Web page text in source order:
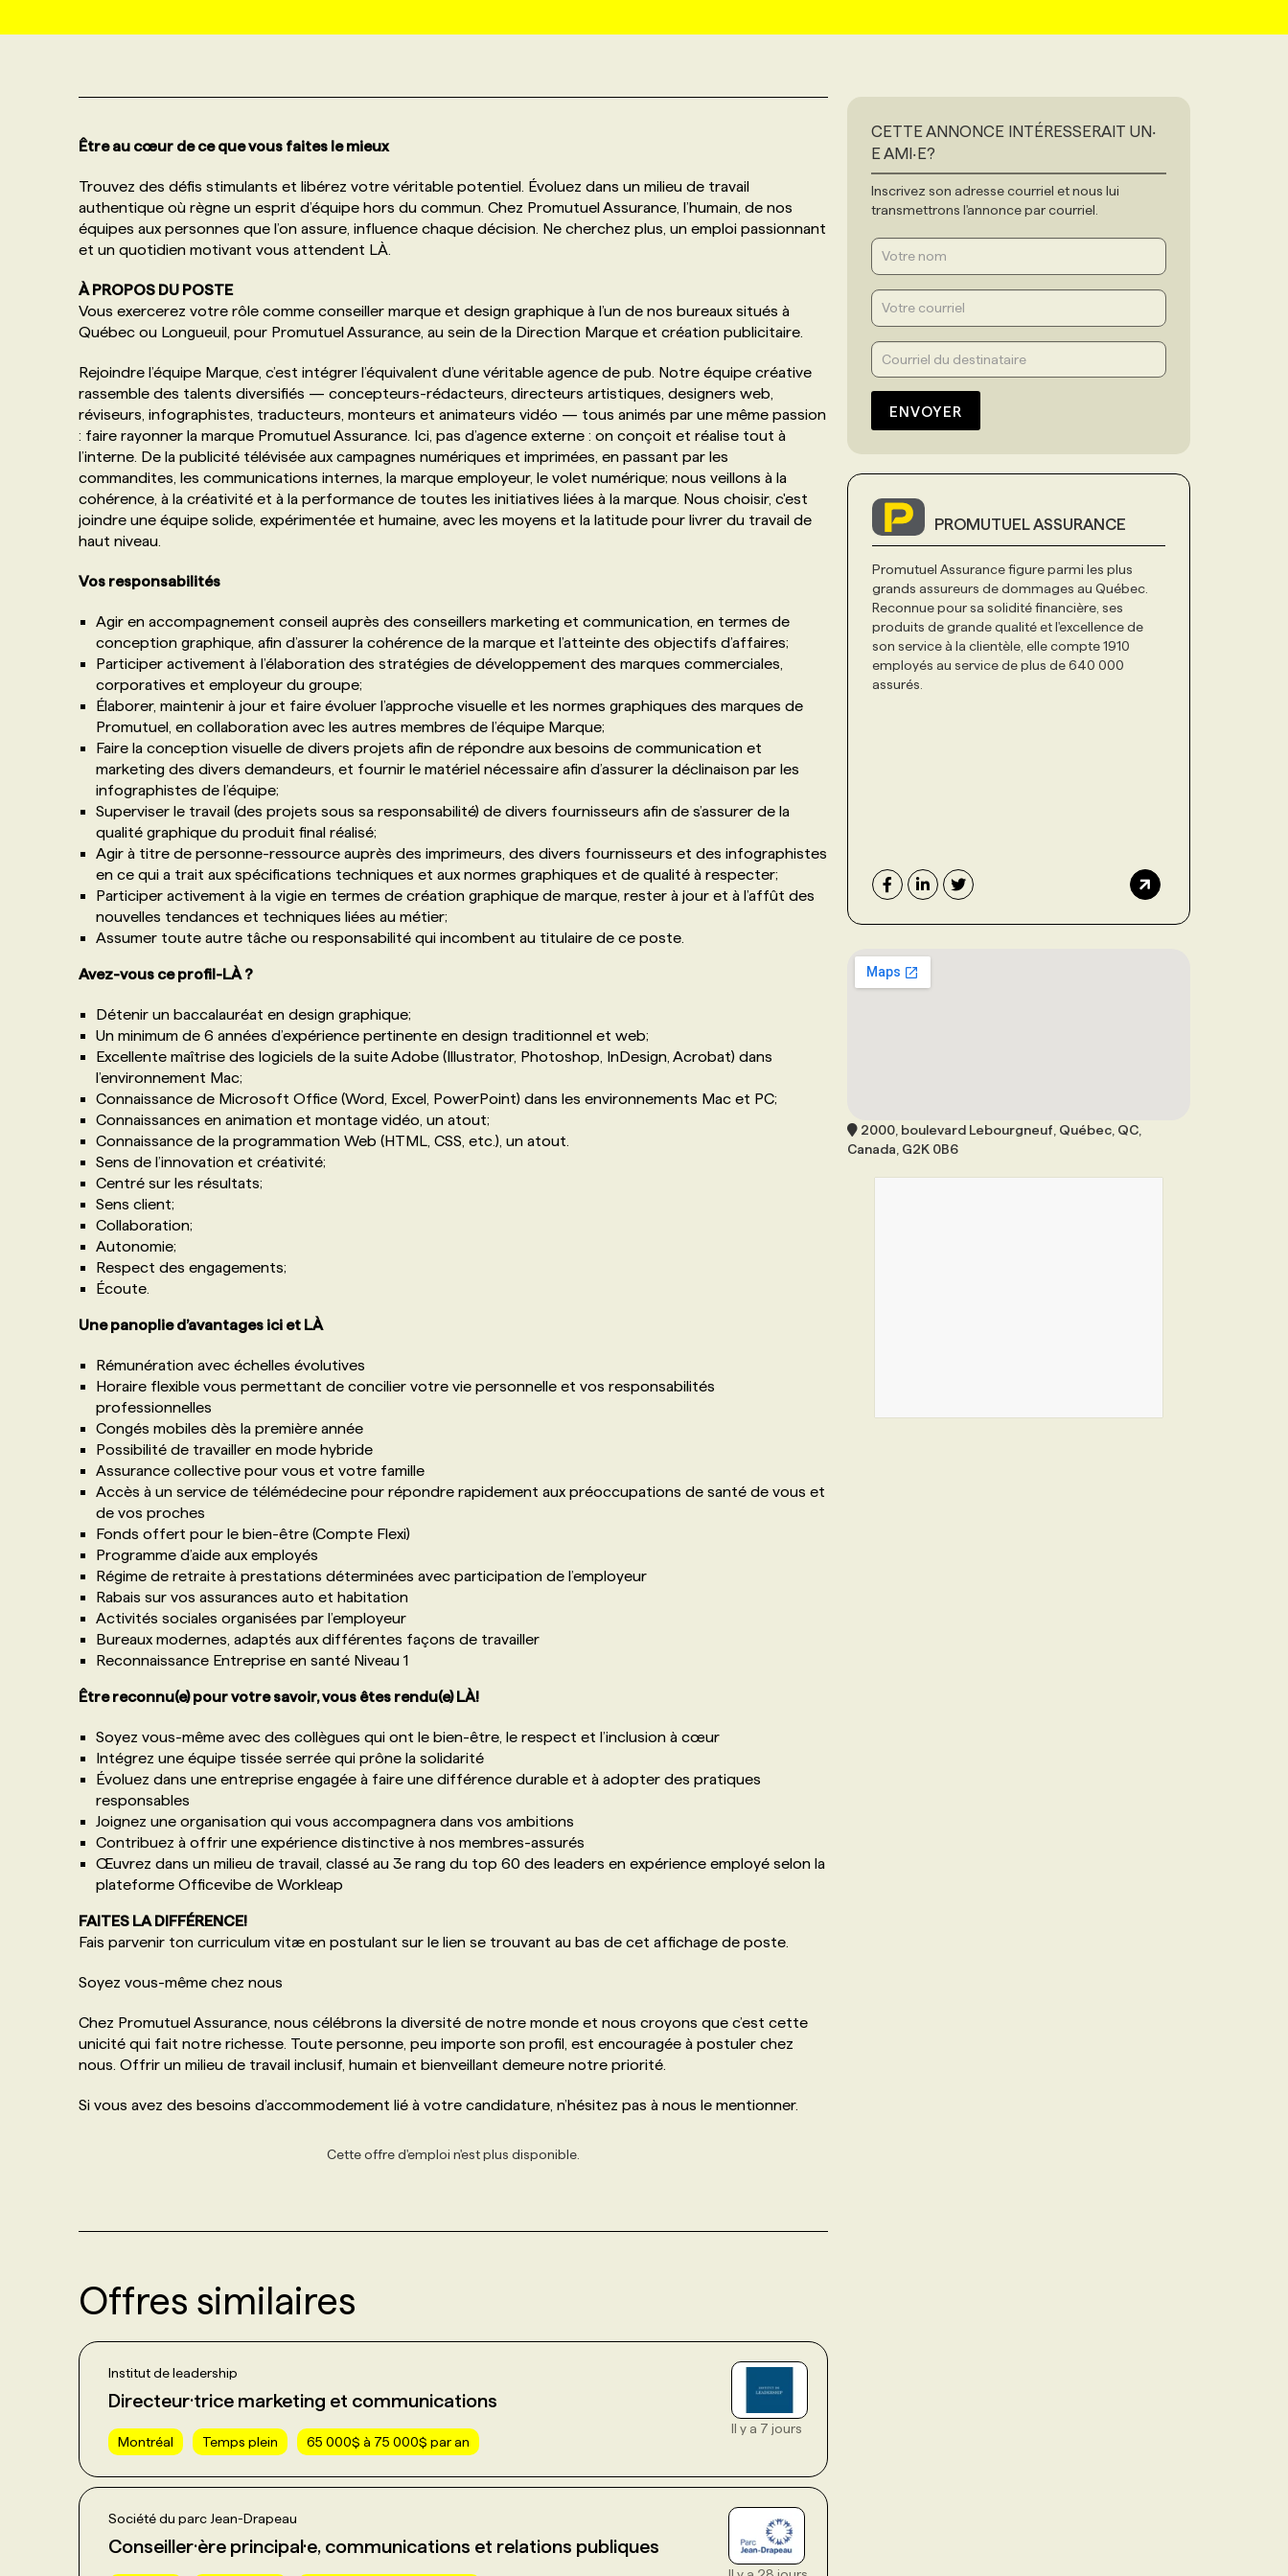
FAQ
ANNONCEZ AVEC NOUS
Être au cœur de ce que vous faites le mieux
Trouvez des défis stimulants et libérez votre véritable potentiel. Évoluez dans un milieu de travail
authentique où règne un esprit d’équipe hors du commun. Chez Promutuel Assurance, l’humain, de nos
équipes aux personnes que l’on assure, influence chaque décision. Ne cherchez plus, un emploi passionnant
et un quotidien motivant vous attendent LÀ.
À PROPOS DU POSTE
Vous exercerez votre rôle comme conseiller marque et design graphique à l’un de nos bureaux situés à
Québec ou Longueuil, pour Promutuel Assurance, au sein de la Direction Marque et création publicitaire.
Rejoindre l’équipe Marque, c’est intégrer l’équivalent d’une véritable agence de pub. Notre équipe créative
rassemble des talents diversifiés — concepteurs-rédacteurs, directeurs artistiques, designers web,
réviseurs, infographistes, traducteurs, monteurs et animateurs vidéo — tous animés par une même passion
: faire rayonner la marque Promutuel Assurance. Ici, pas d’agence externe : on conçoit et réalise tout à
l’interne. De la publicité télévisée aux campagnes numériques et imprimées, en passant par les
commandites, les communications internes, la marque employeur, le volet numérique; nous veillons à la
cohérence, à la créativité et à la performance de toutes les initiatives liées à la marque. Nous choisir, c'est
joindre une équipe solide, expérimentée et humaine, avec les moyens et la latitude pour livrer du travail de
haut niveau.
Vos responsabilités
Agir en accompagnement conseil auprès des conseillers marketing et communication, en termes de
conception graphique, afin d’assurer la cohérence de la marque et l’atteinte des objectifs d’affaires;
Participer activement à l’élaboration des stratégies de développement des marques commerciales,
corporatives et employeur du groupe;
Élaborer, maintenir à jour et faire évoluer l’approche visuelle et les normes graphiques des marques de
Promutuel, en collaboration avec les autres membres de l’équipe Marque;
Faire la conception visuelle de divers projets afin de répondre aux besoins de communication et
marketing des divers demandeurs, et fournir le matériel nécessaire afin d’assurer la déclinaison par les
infographistes de l’équipe;
Superviser le travail (des projets sous sa responsabilité) de divers fournisseurs afin de s’assurer de la
qualité graphique du produit final réalisé;
Agir à titre de personne-ressource auprès des imprimeurs, des divers fournisseurs et des infographistes
en ce qui a trait aux spécifications techniques et aux normes graphiques et de qualité à respecter;
Participer activement à la vigie en termes de création graphique de marque, rester à jour et à l’affût des
nouvelles tendances et techniques liées au métier;
Assumer toute autre tâche ou responsabilité qui incombent au titulaire de ce poste.
Avez-vous ce profil-LÀ ?
Détenir un baccalauréat en design graphique;
Un minimum de 6 années d’expérience pertinente en design traditionnel et web;
Excellente maîtrise des logiciels de la suite Adobe (Illustrator, Photoshop, InDesign, Acrobat) dans
l’environnement Mac;
Connaissance de Microsoft Office (Word, Excel, PowerPoint) dans les environnements Mac et PC;
Connaissances en animation et montage vidéo, un atout;
Connaissance de la programmation Web (HTML, CSS, etc.), un atout.
Sens de l’innovation et créativité;
Centré sur les résultats;
Sens client;
Collaboration;
Autonomie;
Respect des engagements;
Écoute.
Une panoplie d’avantages ici et LÀ
Rémunération avec échelles évolutives
Horaire flexible vous permettant de concilier votre vie personnelle et vos responsabilités
professionnelles
Congés mobiles dès la première année
Possibilité de travailler en mode hybride
Assurance collective pour vous et votre famille
Accès à un service de télémédecine pour répondre rapidement aux préoccupations de santé de vous et
de vos proches
Fonds offert pour le bien-être (Compte Flexi)
Programme d’aide aux employés
Régime de retraite à prestations déterminées avec participation de l’employeur
Rabais sur vos assurances auto et habitation
Activités sociales organisées par l’employeur
Bureaux modernes, adaptés aux différentes façons de travailler
Reconnaissance Entreprise en santé Niveau 1
Être reconnu(e) pour votre savoir, vous êtes rendu(e) LÀ!
Soyez vous-même avec des collègues qui ont le bien-être, le respect et l’inclusion à cœur
Intégrez une équipe tissée serrée qui prône la solidarité
Évoluez dans une entreprise engagée à faire une différence durable et à adopter des pratiques
responsables
Joignez une organisation qui vous accompagnera dans vos ambitions
Contribuez à offrir une expérience distinctive à nos membres-assurés
Œuvrez dans un milieu de travail, classé au 3e rang du top 60 des leaders en expérience employé selon la
plateforme Officevibe de Workleap
FAITES LA DIFFÉRENCE!
Fais parvenir ton curriculum vitæ en postulant sur le lien se trouvant au bas de cet affichage de poste.
Soyez vous-même chez nous
Chez Promutuel Assurance, nous célébrons la diversité de notre monde et nous croyons que c’est cette
unicité qui fait notre richesse. Toute personne, peu importe son profil, est encouragée à postuler chez
nous. Offrir un milieu de travail inclusif, humain et bienveillant demeure notre priorité.
Si vous avez des besoins d’accommodement lié à votre candidature, n’hésitez pas à nous le mentionner.
Cette offre d'emploi n'est plus disponible.
Offres similaires
Institut de leadership
Directeur·trice marketing et communications
Montréal Temps plein 65 000$ à 75 000$ par an
Il y a 7 jours
Société du parc Jean-Drapeau
Conseiller·ère principal·e, communications et relations publiques
CETTE ANNONCE INTÉRESSERAIT UN‧
E AMI‧E?
Inscrivez son adresse courriel et nous lui
transmettrons l'annonce par courriel.
ENVOYER
PROMUTUEL ASSURANCE
Promutuel Assurance figure parmi les plus
grands assureurs de dommages au Québec.
Reconnue pour sa solidité financière, ses
produits de grande qualité et l'excellence de
son service à la clientèle, elle compte 1910
employés au service de plus de 640 000
assurés.
2000, boulevard Lebourgneuf, Québec, QC,
Canada, G2K 0B6